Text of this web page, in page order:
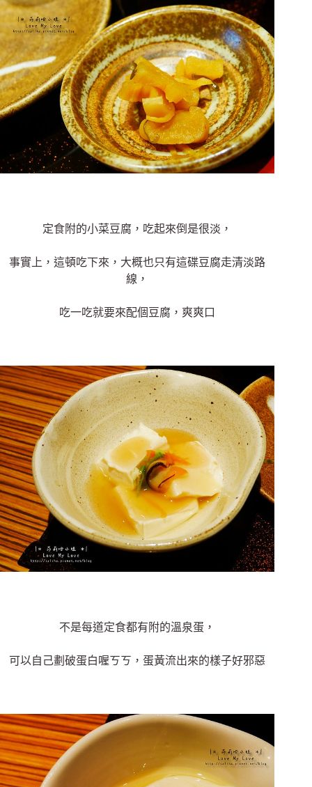
定食附的小菜豆腐，吃起來倒是很淡，
事實上，這頓吃下來，大概也只有這碟豆腐走清淡路
線，
吃一吃就要來配個豆腐，爽爽口
不是每道定食都有附的溫泉蛋，
可以自己劃破蛋白喔ㄎㄎ，蛋黃流出來的樣子好邪惡